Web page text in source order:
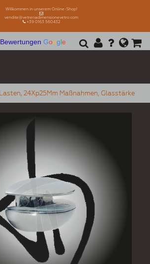
Willkommen in unserem Online-Shop!
vendite@vetreriadimensionevetro.com
+39 0163 560432
Bewertungen Google
24Xp25Mm Maßnahmen, Glasstärke